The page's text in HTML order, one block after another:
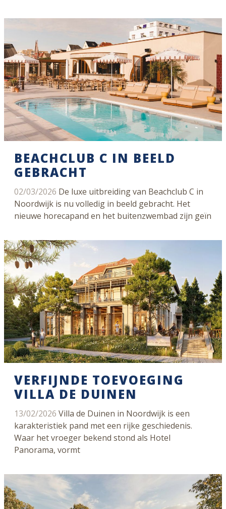
BEACHCLUB C IN BEELD
GEBRACHT
02/03/2026 De luxe uitbreiding van Beachclub C in
Noordwijk is nu volledig in beeld gebracht. Het
nieuwe horecapand en het buitenzwembad zijn geïn
VERFIJNDE TOEVOEGING
VILLA DE DUINEN
13/02/2026 Villa de Duinen in Noordwijk is een
karakteristiek pand met een rijke geschiedenis.
Waar het vroeger bekend stond als Hotel
Panorama, vormt